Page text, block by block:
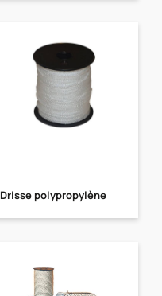
Drisse polypropylène